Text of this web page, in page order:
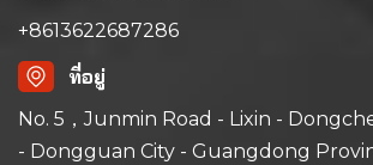
+8613622687286
ที่อยู่
No. 5，Junmin Road - Lixin -
- Dongguan City - Guangdong